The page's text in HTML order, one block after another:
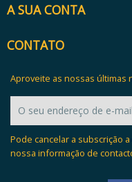
A SUA CONTA
CONTATO
Aproveite as nossas últimas
Pode cancelar a subscrição
nossa informação de